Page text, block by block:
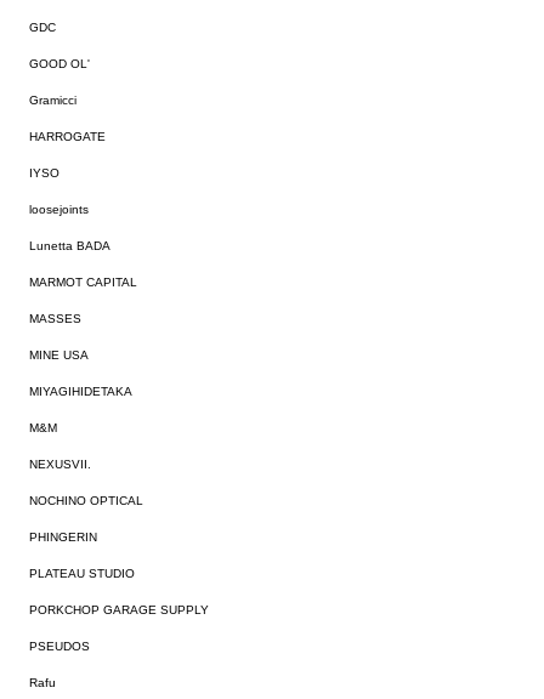
GDC
GOOD OL'
Gramicci
HARROGATE
IYSO
loosejoints
Lunetta BADA
MARMOT CAPITAL
MASSES
MINE USA
MIYAGIHIDETAKA
M&M
NEXUSVII.
NOCHINO OPTICAL
PHINGERIN
PLATEAU STUDIO
PORKCHOP GARAGE SUPPLY
PSEUDOS
Rafu